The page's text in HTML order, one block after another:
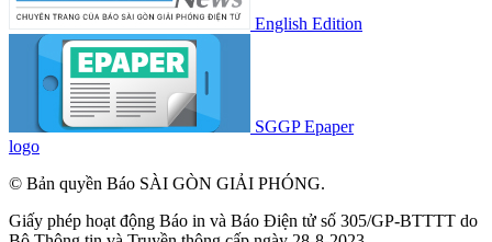
English Edition
SGGP Epaper
logo
© Bản quyền Báo SÀI GÒN GIẢI PHÓNG.
Giấy phép hoạt động Báo in và Báo Điện tử số 305/GP-BTTTT do